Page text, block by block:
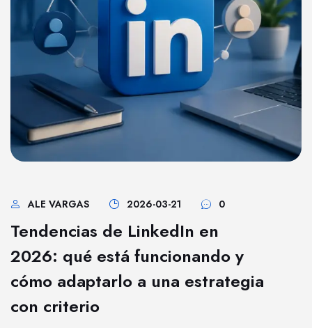
ALE VARGAS 2026-03-21 0
Tendencias de LinkedIn en
2026: qué está funcionando y
cómo adaptarlo a una estrategia
con criterio